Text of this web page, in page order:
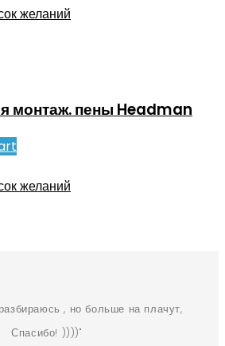
желаний
монтаж. пены Headman
желаний
, но больше на плачут,
Спасибо! ))))